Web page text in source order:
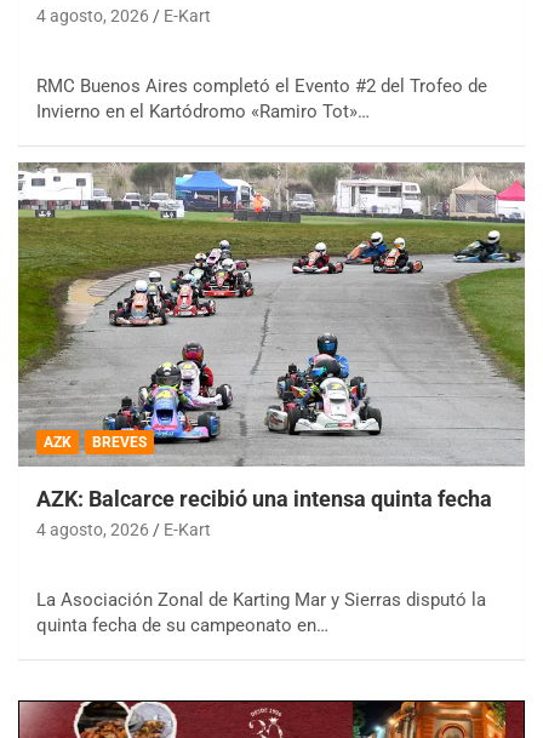
4 agosto, 2026 E-Kart
RMC Buenos Aires completó el Evento #2 del Trofeo de
Invierno en el Kartódromo «Ramiro Tot»…
AZK BREVES
AZK: Balcarce recibió una intensa quinta fecha
4 agosto, 2026 E-Kart
La Asociación Zonal de Karting Mar y Sierras disputó la
quinta fecha de su campeonato en…